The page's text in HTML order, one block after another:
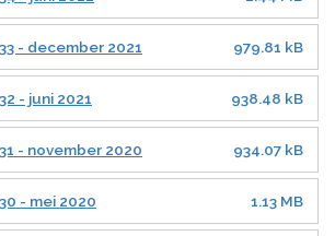
- december 2021 979.81 kB
- juni 2021 938.48 kB
- november 2020 934.07 kB
- mei 2020 1.13 MB